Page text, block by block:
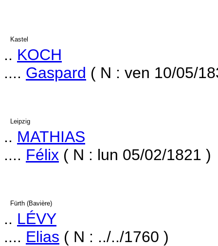
Kastel
.. KOCH
.... Gaspard ( N : ven 10/05/
Leipzig
.. MATHIAS
.... Félix ( N : lun 05/02/1821 )
Fürth (Bavière)
.. LÉVY
.... Elias ( N : ../../1760 )